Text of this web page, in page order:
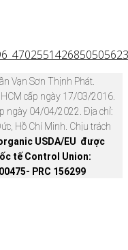
Vạn Sơn Thịnh Phát.
cấp ngày 17/03/2016.
ngày 04/04/2022. Địa chỉ:
Hồ Chí Minh. Chịu trách
USDA/EU được
tế Control Union:
PRC 156299